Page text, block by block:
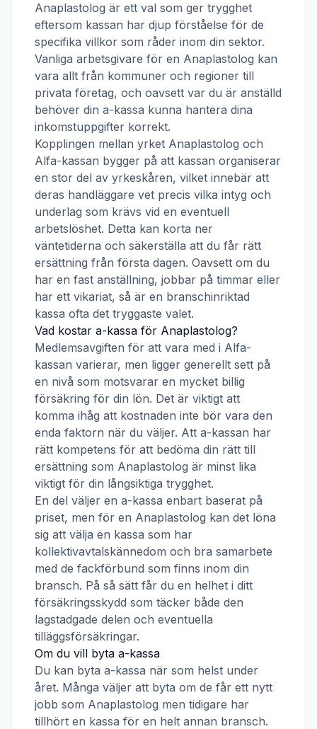
Anaplastolog är ett val som ger trygghet
eftersom kassan har djup förståelse för de
specifika villkor som råder inom din sektor.
Vanliga arbetsgivare för en Anaplastolog kan
vara allt från kommuner och regioner till
privata företag, och oavsett var du är anställd
behöver din a-kassa kunna hantera dina
inkomstuppgifter korrekt.
Kopplingen mellan yrket Anaplastolog och
Alfa-kassan bygger på att kassan organiserar
en stor del av yrkeskåren, vilket innebär att
deras handläggare vet precis vilka intyg och
underlag som krävs vid en eventuell
arbetslöshet. Detta kan korta ner
väntetiderna och säkerställa att du får rätt
ersättning från första dagen. Oavsett om du
har en fast anställning, jobbar på timmar eller
har ett vikariat, så är en branschinriktad
kassa ofta det tryggaste valet.
Vad kostar a-kassa för Anaplastolog?
Medlemsavgiften för att vara med i Alfa-
kassan varierar, men ligger generellt sett på
en nivå som motsvarar en mycket billig
försäkring för din lön. Det är viktigt att
komma ihåg att kostnaden inte bör vara den
enda faktorn när du väljer. Att a-kassan har
rätt kompetens för att bedöma din rätt till
ersättning som Anaplastolog är minst lika
viktigt för din långsiktiga trygghet.
En del väljer en a-kassa enbart baserat på
priset, men för en Anaplastolog kan det löna
sig att välja en kassa som har
kollektivavtalskännedom och bra samarbete
med de fackförbund som finns inom din
bransch. På så sätt får du en helhet i ditt
försäkringsskydd som täcker både den
lagstadgade delen och eventuella
tilläggsförsäkringar.
Om du vill byta a-kassa
Du kan byta a-kassa när som helst under
året. Många väljer att byta om de får ett nytt
jobb som Anaplastolog men tidigare har
tillhört en kassa för en helt annan bransch.